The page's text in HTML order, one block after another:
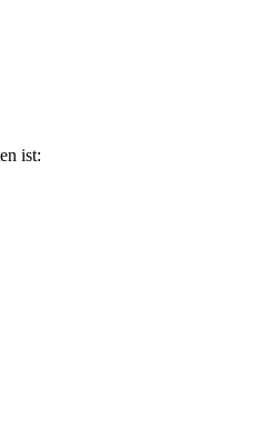
ist: